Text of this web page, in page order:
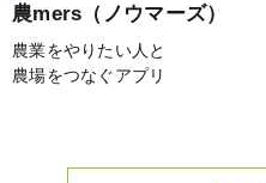
農mers（ノウマーズ）
農業をやりたい人と
農場をつなぐアプリ